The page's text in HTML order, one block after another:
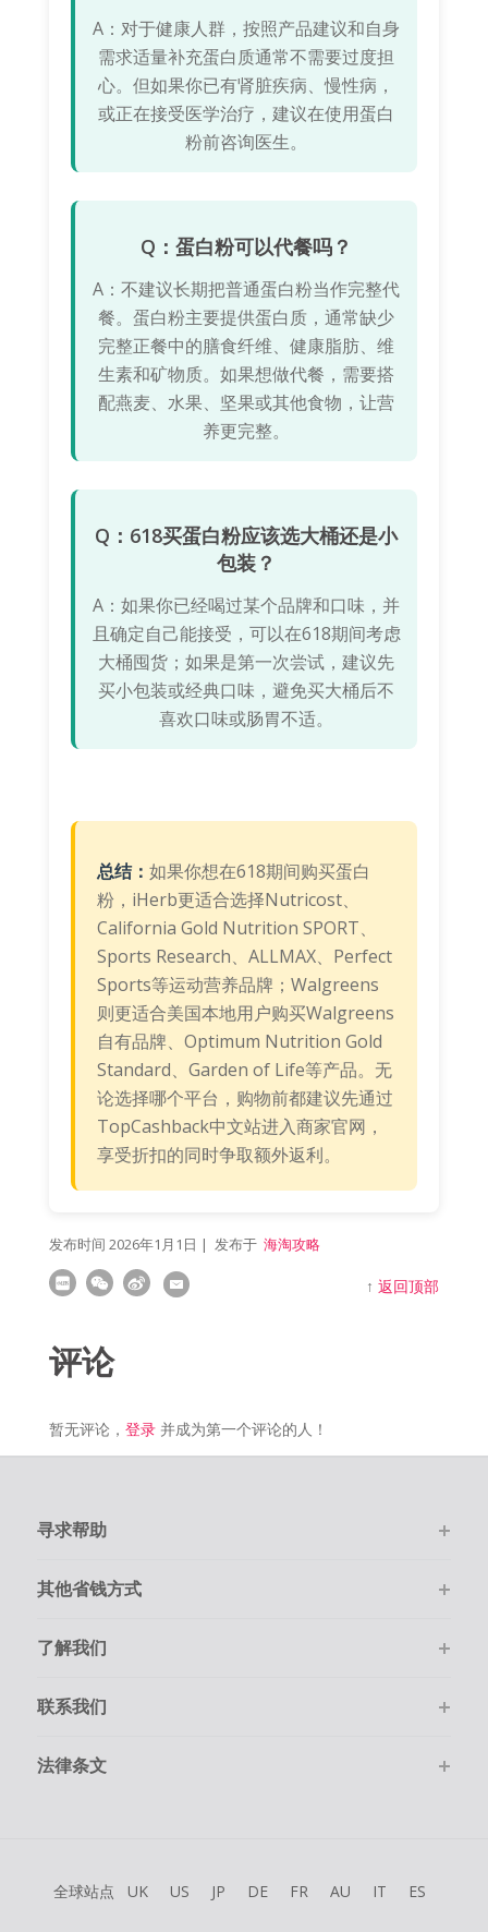
A：对于健康人群，按照产品建议和自身
需求适量补充蛋白质通常不需要过度担
心。但如果你已有肾脏疾病、慢性病，
或正在接受医学治疗，建议在使用蛋白
粉前咨询医生。
Q：蛋白粉可以代餐吗？
A：不建议长期把普通蛋白粉当作完整代
餐。蛋白粉主要提供蛋白质，通常缺少
完整正餐中的膳食纤维、健康脂肪、维
生素和矿物质。如果想做代餐，需要搭
配燕麦、水果、坚果或其他食物，让营
养更完整。
Q：618买蛋白粉应该选大桶还是小
包装？
A：如果你已经喝过某个品牌和口味，并
且确定自己能接受，可以在618期间考虑
大桶囤货；如果是第一次尝试，建议先
买小包装或经典口味，避免买大桶后不
喜欢口味或肠胃不适。
总结： 如果你想在618期间购买蛋白
粉，iHerb更适合选择Nutricost、
California Gold Nutrition SPORT、
Sports Research、ALLMAX、Perfect
Sports等运动营养品牌；Walgreens
则更适合美国本地用户购买Walgreens
自有品牌、Optimum Nutrition Gold
Standard、Garden of Life等产品。无
论选择哪个平台，购物前都建议先通过
TopCashback中文站进入商家官网，
享受折扣的同时争取额外返利。
发布时间 2026年1月1日 | 发布于 海淘攻略
↑返回顶部
评论
暂无评论， 登录并成为第一个评论的人！
寻求帮助
其他省钱方式
了解我们
联系我们
法律条文
全球站点 UK US JP DE FR AU IT ES